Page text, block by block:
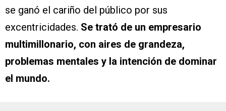
se ganó el cariño del público por sus
excentricidades. Se trató de un empresario
multimillonario, con aires de grandeza,
problemas mentales y la intención de dominar
el mundo.